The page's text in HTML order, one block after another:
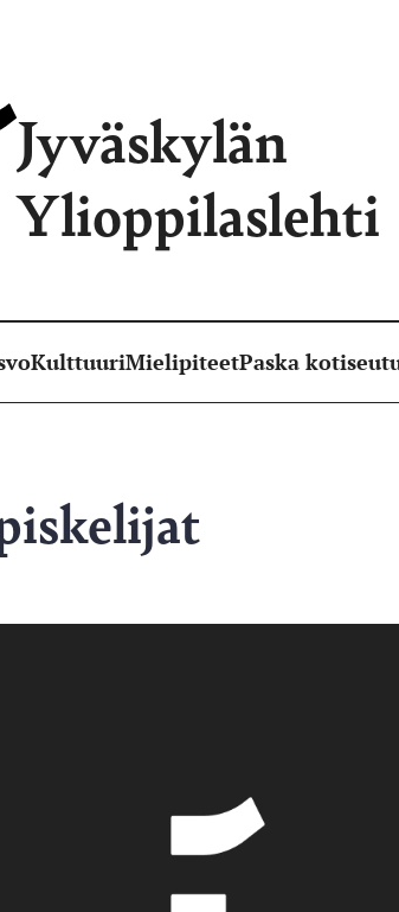
Jyväskylän
Ylioppilaslehti
KulttuuriMielipiteetPaska